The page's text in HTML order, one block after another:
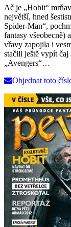
Ač je „Hobit“
největší, hned
Spider-Man“,
fantasy všeobecně)
vřavy zapojila i
stačili ještě vypít
„Avengers“…
Objednat toto